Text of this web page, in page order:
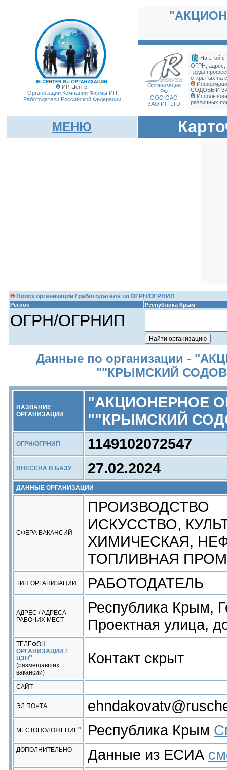
ИР-Центр.
Организации Компании Фирмы ИП
Работодатели Российской Федерации
Организации
РФ
ООО ОАО
ЗАО ИП LTD
На этой
ОГРН, адрес,
труда
открытых на
СОДОВЫЙ
различных
МЕНЮ
Поиск организации / работодателя по ОГРН/ОГРНИП
Регион Республика Крым
ОГРН/ОГРНИП
Данные по организации -
""КРЫМСКИЙ
НАЗВАНИЕ
ОРГАНИЗАЦИИ
"АКЦИОНЕРНОЕ
""КРЫМСКИЙ
ОГРН/ОГРНИП 1149102072547
ВНЕСЕНА В БАЗУ 27.02.2024
ДАННЫЕ ОРГАНИЗАЦИИ
СФЕРА ВАКАНСИЙ
ПРОИЗВОДСТВО
ИСКУССТВО,
ХИМИЧЕСКАЯ,
ТОПЛИВНАЯ
ТИП ОРГАНИЗАЦИИ РАБОТОДАТЕЛЬ
АДРЕС / АДРЕСА
РАБОЧИХ МЕСТ
Республика Крым,
Проектная улица,
ТЕЛЕФОН
ОРГАНИЗАЦИИ /
ЦЗН
(размещавших
вакансии)
Контакт скрыт
САЙТ
ЭЛ.ПОЧТА
МЕСТОПОЛОЖЕНИЕ Республика Крым
ДОПОЛНИТЕЛЬНО Данные из ЕСИА